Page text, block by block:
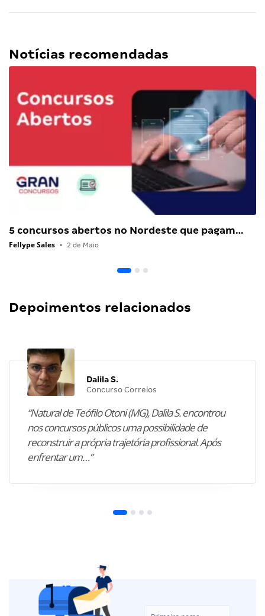
Notícias recomendadas
5 concursos abertos no Nordeste que pagam…
Fellype Sales • 2 de Maio
Depoimentos relacionados
Dalila S.
Concurso Correios
“Natural de Teófilo Otoni (MG), Dalila S. encontrou
nos concursos públicos uma possibilidade de
reconstruir a própria trajetória profissional. Após
enfrentar um…”